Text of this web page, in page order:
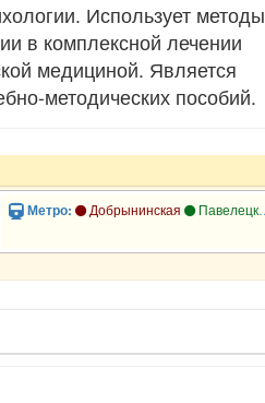
Использует методы
в комплексной лечении
медициной. Является
методических пособий.
Метро: Добрынинская Павелецкая